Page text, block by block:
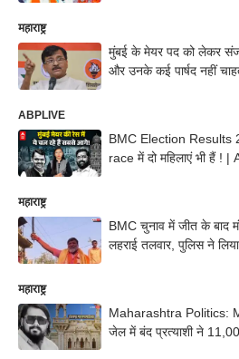
महाराष्ट्र
मुंबई के मेयर पद को लेकर
और उनके कई पार्षद नहीं
ABPLIVE
BMC Election Results
race में दो महिलाएं भी हैं ! |
महाराष्ट्र
BMC चुनाव में जीत के बाद
लहराई तलवार, पुलिस ने
महाराष्ट्र
Maharashtra Politics:
जेल में बंद प्रत्याशी ने